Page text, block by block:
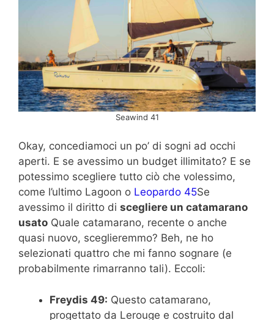
Seawind 41
Okay, concediamoci un po’ di sogni ad occhi
aperti. E se avessimo un budget illimitato? E se
potessimo scegliere tutto ciò che volessimo,
come l’ultimo Lagoon o Leopardo 45Se
avessimo il diritto di scegliere un catamarano
usato Quale catamarano, recente o anche
quasi nuovo, sceglieremmo? Beh, ne ho
selezionati quattro che mi fanno sognare (e
probabilmente rimarranno tali). Eccoli:
Freydis 49: Questo catamarano,
progettato da Lerouge e costruito dal